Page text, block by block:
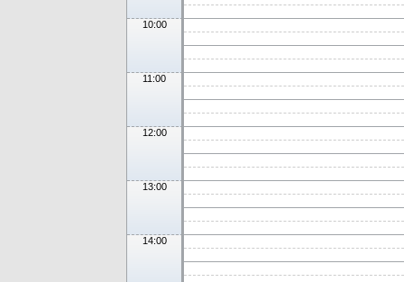
10:00
11:00
12:00
13:00
14:00